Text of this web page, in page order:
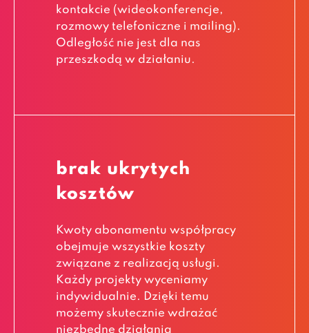
kontakcie (wideokonferencje,
rozmowy telefoniczne i mailing).
Odległość nie jest dla nas
przeszkodą w działaniu.
brak ukrytych
kosztów
Kwoty abonamentu współpracy
obejmuje wszystkie koszty
związane z realizacją usługi.
Każdy projekty wyceniamy
indywidualnie. Dzięki temu
możemy skutecznie wdrażać
niezbędne działania